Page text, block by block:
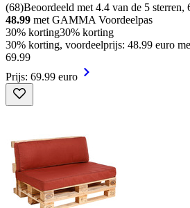
(68)Beoordeeld met 4.4 van de 5 sterren,
48.99 met GAMMA Voordeelpas
30% korting30% korting
30% korting, voordeelprijs: 48.99 euro
69.99
Prijs: 69.99 euro